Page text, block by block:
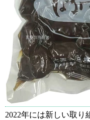
2022年には新しい取